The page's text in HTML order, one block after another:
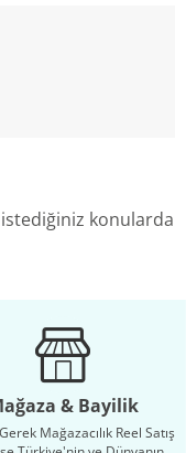
konularda
& Bayilik
Mağazacılık Reel Satış